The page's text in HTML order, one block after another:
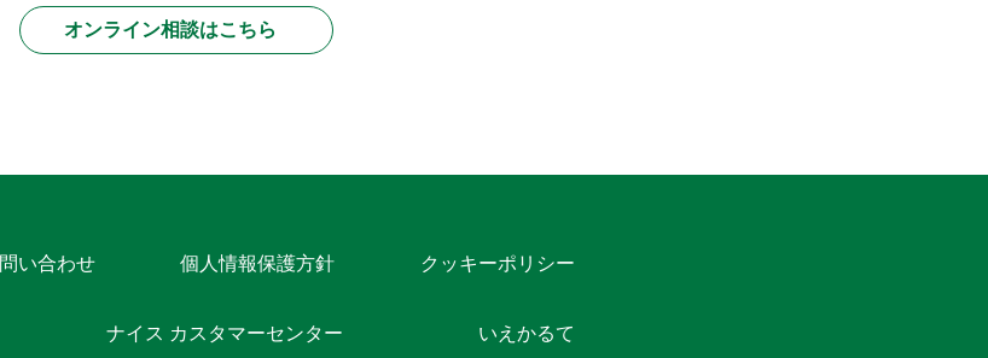
オンライン相談はこちら
問い合わせ 個人情報保護方針 クッキーポリシー
ナイス カスタマーセンター いえかるて